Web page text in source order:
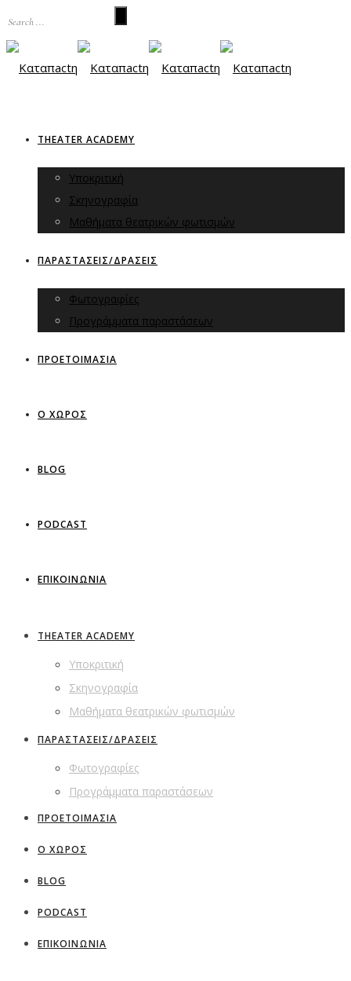
THEATER ACADEMY
Υποκριτική
Σκηνογραφία
Μαθήματα θεατρικών φωτισμών
ΠΑΡΑΣΤΑΣΕΙΣ/ΔΡΑΣΕΙΣ
Φωτογραφίες
Προγράμματα παραστάσεων
ΠΡΟΕΤΟΙΜΑΣΙΑ
Ο ΧΩΡΟΣ
BLOG
PODCAST
ΕΠΙΚΟΙΝΩΝΙΑ
THEATER ACADEMY
Υποκριτική
Σκηνογραφία
Μαθήματα θεατρικών φωτισμών
ΠΑΡΑΣΤΑΣΕΙΣ/ΔΡΑΣΕΙΣ
Φωτογραφίες
Προγράμματα παραστάσεων
ΠΡΟΕΤΟΙΜΑΣΙΑ
Ο ΧΩΡΟΣ
BLOG
PODCAST
ΕΠΙΚΟΙΝΩΝΙΑ